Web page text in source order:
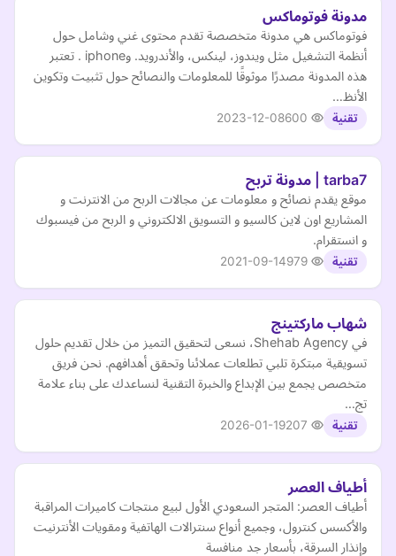
مدونة فوتوماكس
فوتوماكس هي مدونة متخصصة تقدم محتوى غني وشامل حول
أنظمة التشغيل مثل ويندوز، لينكس، والأندرويد. وiphone . تعتبر
هذه المدونة مصدرًا موثوقًا للمعلومات والنصائح حول تثبيت وتكوين
الأنظ…
تقنية 2023-12-08
tarba7 | مدونة تربح
موقع يقدم نصائح و معلومات عن مجالات الربح من الانترنت و
المشاريع اون لاين كالسيو و التسويق الالكتروني و الربح من فيسبوك
و انستقرام.
تقنية 2021-09-14
شهاب ماركتينج
في Shehab Agency، نسعى لتحقيق التميز من خلال تقديم حلول
تسويقية مبتكرة تلبي تطلعات عملائنا وتحقق أهدافهم. نحن فريق
متخصص يجمع بين الإبداع والخبرة التقنية لنساعدك على بناء علامة
تج…
تقنية 2026-01-19
أطياف العصر
أطياف العصر: المتجر السعودي الأول لبيع منتجات كاميرات المراقبة
والأكسس كنترول، وجميع أنواع سنترالات الهاتفية ومقويات الأنترنيت
وإنذار السرقة، بأسعار جد منافسة